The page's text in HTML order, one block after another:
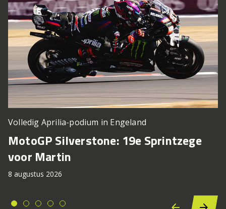
Volledig Aprilia-podium in Engeland
MotoGP Silverstone: 19e Sprintzege
voor Martin
8 augustus 2026